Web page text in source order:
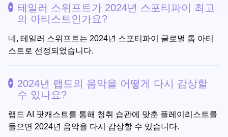
테일러 스위프트가 2024년 스포티파이 최고
의 아티스트인가요?
네, 테일러 스위프트는 2024년 스포티파이 글로벌 톱 아티
스트로 선정되었습니다.
2024년 랩드의 음악을 어떻게 다시 감상할
수 있나요?
랩드 AI 팟캐스트를 통해 청취 습관에 맞춘 플레이리스트를
들으면 2024년 음악을 다시 감상할 수 있습니다.